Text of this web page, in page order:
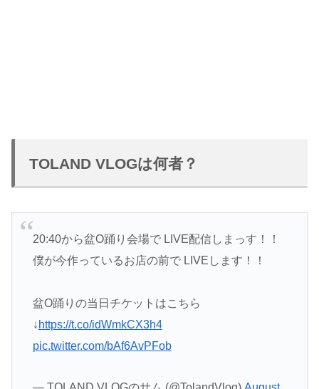
TOLAND VLOGは何者？
20:40から盆O踊り会場で LIVE配信しまっす！！
僕が今作っているお店の前で LIVEします！！
盆O踊りの当日チケットはこちら
↓ https://t.co/idWmkCX3h4
pic.twitter.com/bAf6AvPFob